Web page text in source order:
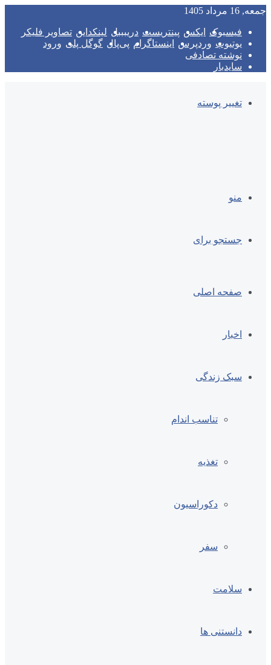
جمعه, 16 مرداد 1405
فیسبوک ایکس پینتریست دریبببل لینکداین تصاویر فلیکر
یوتیوب وردپرس اینستاگرام پی‌پال گوگل پلی
ورود
نوشته تصادفی
سایدبار
تغییر پوسته
منو
جستجو برای
صفحه اصلی
اخبار
سبک زندگی
تناسب اندام
تغذیه
دکوراسیون
سفر
سلامت
دانستنی ها